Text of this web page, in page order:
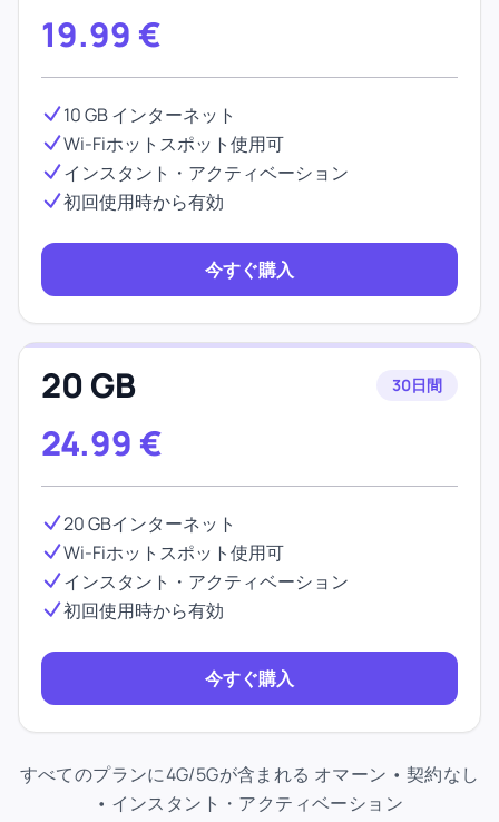
19.99 €
10 GB インターネット
Wi-Fiホットスポット使用可
インスタント・アクティベーション
初回使用時から有効
今すぐ購入
20 GB 30日間
24.99 €
20 GBインターネット
Wi-Fiホットスポット使用可
インスタント・アクティベーション
初回使用時から有効
今すぐ購入
すべてのプランに4G/5Gが含まれる オマーン • 契約なし
• インスタント・アクティベーション